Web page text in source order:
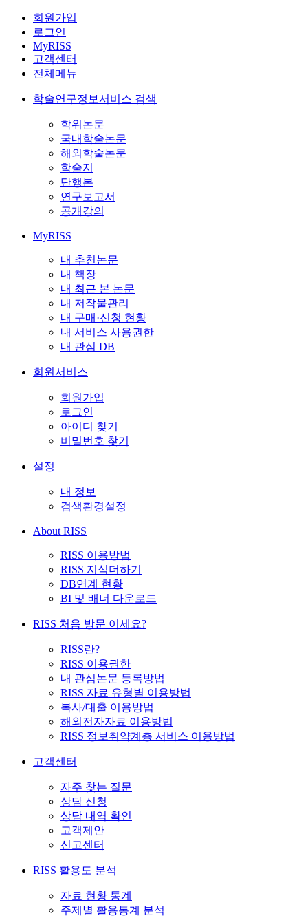
회원가입
로그인
MyRISS
고객센터
전체메뉴
학술연구정보서비스 검색
학위논문
국내학술논문
해외학술논문
학술지
단행본
연구보고서
공개강의
MyRISS
내 추천논문
내 책장
내 최근 본 논문
내 저작물관리
내 구매·신청 현황
내 서비스 사용권한
내 관심 DB
회원서비스
회원가입
로그인
아이디 찾기
비밀번호 찾기
설정
내 정보
검색환경설정
About RISS
RISS 이용방법
RISS 지식더하기
DB연계 현황
BI 및 배너 다운로드
RISS 처음 방문 이세요?
RISS란?
RISS 이용권한
내 관심논문 등록방법
RISS 자료 유형별 이용방법
복사/대출 이용방법
해외전자자료 이용방법
RISS 정보취약계층 서비스 이용방법
고객센터
자주 찾는 질문
상담 신청
상담 내역 확인
고객제안
신고센터
RISS 활용도 분석
자료 현황 통계
주제별 활용통계 분석